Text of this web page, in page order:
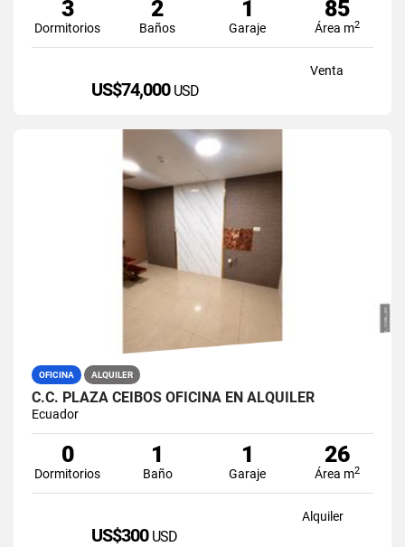
3
Dormitorios
2
Baños
1
Garaje
85
Área m2
Venta
US$74,000 USD
OFICINA ALQUILER
C.C. PLAZA CEIBOS OFICINA EN ALQUILER
Ecuador
0
Dormitorios
1
Baño
1
Garaje
26
Área m2
Alquiler
US$300 USD